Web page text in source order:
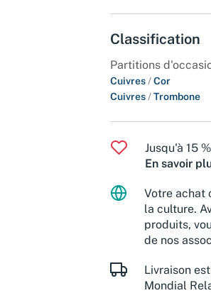
Classification
Partitions
Cuivres /Cor
Cuivres /Trombone
Jusqu'à 15
En savoir
Votre achat
la culture.
produits,
de nos
Livraison
Mondial